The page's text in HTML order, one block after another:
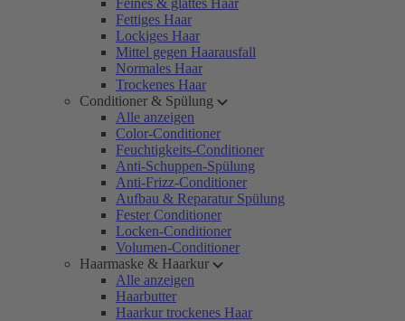
Feines & glattes Haar
Fettiges Haar
Lockiges Haar
Mittel gegen Haarausfall
Normales Haar
Trockenes Haar
Conditioner & Spülung
Alle anzeigen
Color-Conditioner
Feuchtigkeits-Conditioner
Anti-Schuppen-Spülung
Anti-Frizz-Conditioner
Aufbau & Reparatur Spülung
Fester Conditioner
Locken-Conditioner
Volumen-Conditioner
Haarmaske & Haarkur
Alle anzeigen
Haarbutter
Haarkur trockenes Haar